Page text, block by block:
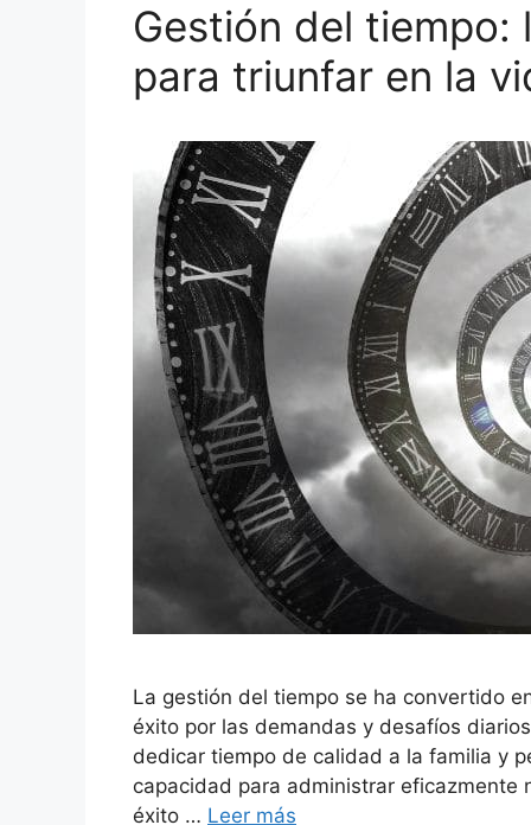
Gestión del tiempo:
para triunfar en la
La gestión del tiempo se ha convertido
éxito por las demandas y desafíos
dedicar tiempo de calidad a la familia y
capacidad para administrar eficazmente
éxito … Leer más